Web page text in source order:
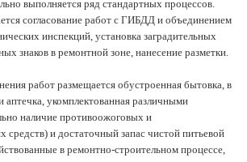
выполняется ряд стандартных процессов.
согласование работ с ГИБДД и объединением
инспекций, установка заградительных
знаков в ремонтной зоне, нанесение разметки.
работ размещается обустроенная бытовка, в
аптечка, укомплектованная различными
наличие противоожоговых и
средств) и достаточный запас чистой питьевой
в ремонтно-строительном процессе,